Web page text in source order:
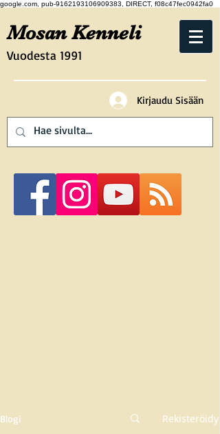
google.com, pub-9162193106909383, DIRECT, f08c47fec0942fa0
Vuodesta 1991
Mosan Kenneli
Kirjaudu Sisään
Blogi Rekisteröidy